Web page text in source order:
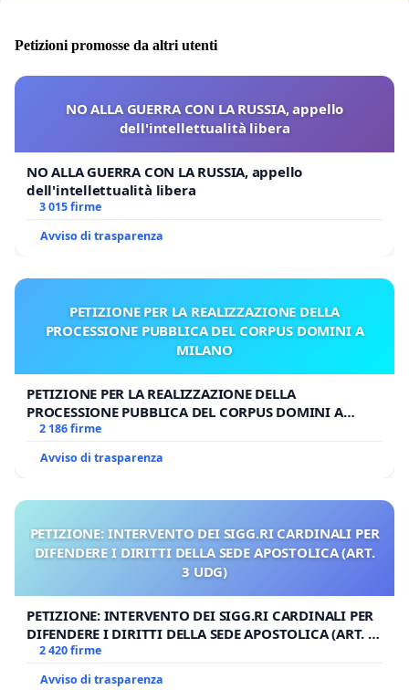
Petizioni promosse da altri utenti
NO ALLA GUERRA CON LA RUSSIA, appello
dell'intellettualità libera
NO ALLA GUERRA CON LA RUSSIA, appello
dell'intellettualità libera
3 015 firme
Avviso di trasparenza
PETIZIONE PER LA REALIZZAZIONE DELLA
PROCESSIONE PUBBLICA DEL CORPUS DOMINI A
MILANO
PETIZIONE PER LA REALIZZAZIONE DELLA
PROCESSIONE PUBBLICA DEL CORPUS DOMINI A
MILANO
2 186 firme
Avviso di trasparenza
PETIZIONE: INTERVENTO DEI SIGG.RI CARDINALI PER
DIFENDERE I DIRITTI DELLA SEDE APOSTOLICA (ART.
3 UDG)
PETIZIONE: INTERVENTO DEI SIGG.RI CARDINALI PER
DIFENDERE I DIRITTI DELLA SEDE APOSTOLICA (ART. 3
UDG)
2 420 firme
Avviso di trasparenza